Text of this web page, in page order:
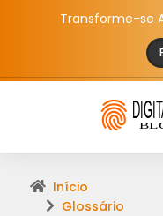
Transforme-se
Início
Glossário